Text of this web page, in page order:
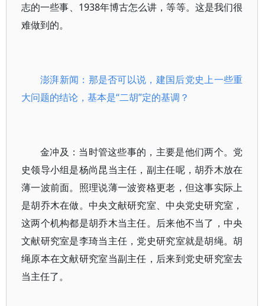
志的一些事、1938年博古怎么讲，等等。这是我们很
难做到的。
澎湃新闻：那是否可以说，建国后党史上一些重
大问题的结论，基本是“二胡”定的基调？
金冲及：当时管这些事的，主要是他们两个。党
史领导小组是杨尚昆当主任，副主任呢，胡乔木放在
薄一波前面。照理说薄一波资格更老，但这事实际上
是胡乔木在做。中央文献研究室、中央党史研究室，
这两个机构都是胡乔木当主任。后来他不当了，中央
文献研究室是李琦当主任，党史研究室就是胡绳。胡
绳原本在文献研究室当副主任，后来到党史研究室去
当主任了。